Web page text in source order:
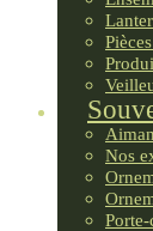
Nos
Porte-